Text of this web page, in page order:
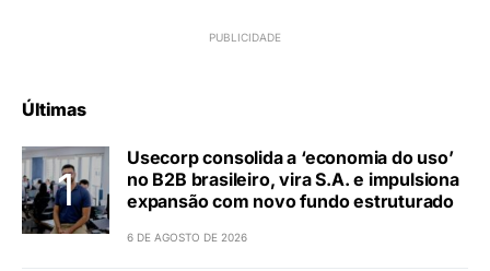
Últimas
Usecorp consolida a ‘economia do uso’
no B2B brasileiro, vira S.A. e impulsiona
expansão com novo fundo estruturado
6 DE AGOSTO DE 2026